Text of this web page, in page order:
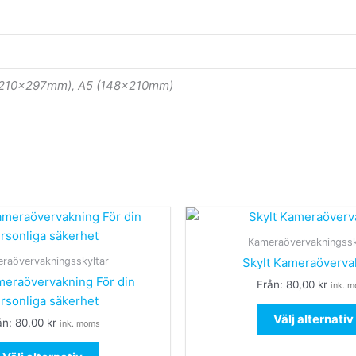
A5 (148x210mm)
För din
säkerhet
80,00 kr ink. moms
Den
här
flera
De
Skylt
Från: 80,00 kr ink.
Välj alternativ